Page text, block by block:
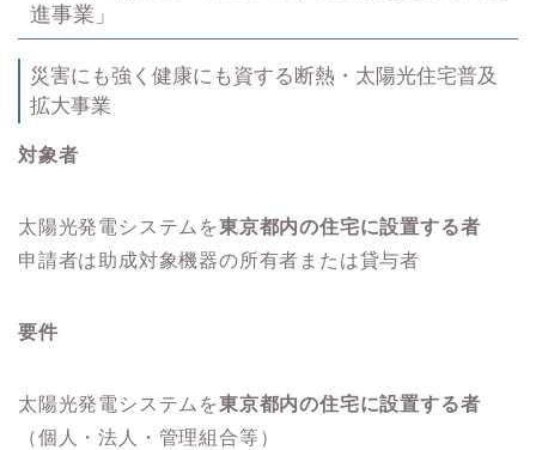
進事業」
災害にも強く健康にも資する断熱・太陽光住宅普及
拡大事業
対象者
太陽光発電システムを東京都内の住宅に設置する者
申請者は助成対象機器の所有者または貸与者
要件
太陽光発電システムを東京都内の住宅に設置する者
（個人・法人・管理組合等）